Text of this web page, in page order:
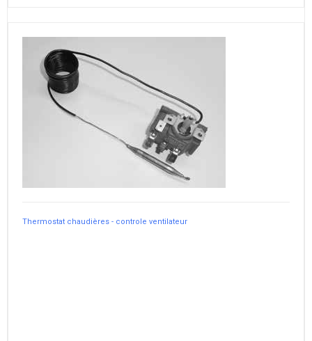
Thermostat chaudières - controle ventilateur